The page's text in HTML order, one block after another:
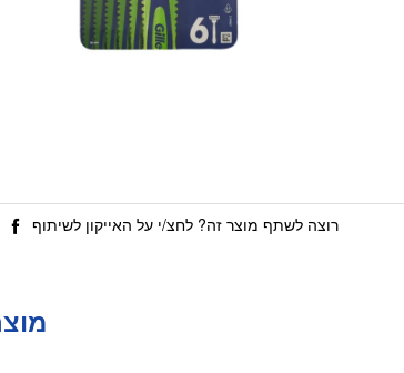
רוצה לשתף מוצר זה? לחצ/י על האייקון לשיתוף